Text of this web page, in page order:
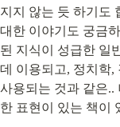
지지 않는 듯 하기도
대한 이야기도 궁금
된 지식이 성급한 일
데 이용되고, 정치학,
사용되는 것과 같은..
한 표현이 있는 책이